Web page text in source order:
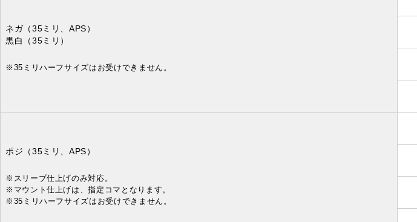
ネガ（35ミリ、APS）
黒白
（35ミリ）
※35ミリハーフサイズはお受けできません。
ポジ （35ミリ、APS）
※スリーブ仕上げのみ対応。
※マウント仕上げは、指定コマとなります。
※35ミリハーフサイズはお受けできません。